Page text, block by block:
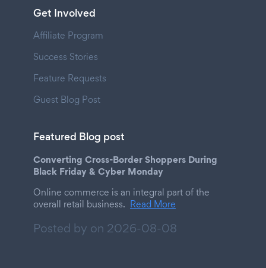
Get Involved
Affiliate Program
Success Stories
Feature Requests
Guest Blog Post
Featured Blog post
Converting Cross-Border Shoppers During
Black Friday & Cyber Monday
Online commerce is an integral part of the
overall retail business. Read More
Posted by on 2026-08-08